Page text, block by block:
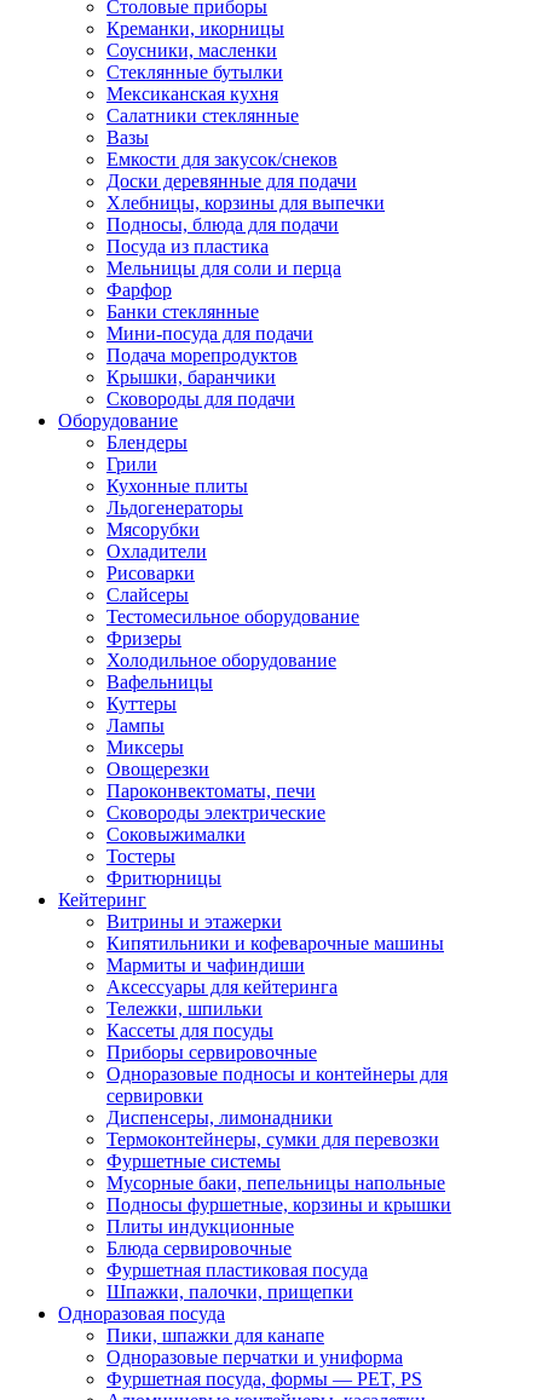
Столовые приборы
Креманки, икорницы
Соусники, масленки
Стеклянные бутылки
Мексиканская кухня
Салатники стеклянные
Вазы
Емкости для закусок/снеков
Доски деревянные для подачи
Хлебницы, корзины для выпечки
Подносы, блюда для подачи
Посуда из пластика
Мельницы для соли и перца
Фарфор
Банки стеклянные
Мини-посуда для подачи
Подача морепродуктов
Крышки, баранчики
Сковороды для подачи
Оборудование
Блендеры
Грили
Кухонные плиты
Льдогенераторы
Мясорубки
Охладители
Рисоварки
Слайсеры
Тестомесильное оборудование
Фризеры
Холодильное оборудование
Вафельницы
Куттеры
Лампы
Миксеры
Овощерезки
Пароконвектоматы, печи
Сковороды электрические
Соковыжималки
Тостеры
Фритюрницы
Кейтеринг
Витрины и этажерки
Кипятильники и кофеварочные машины
Мармиты и чафиндиши
Аксессуары для кейтеринга
Тележки, шпильки
Кассеты для посуды
Приборы сервировочные
Одноразовые подносы и контейнеры для
сервировки
Диспенсеры, лимонадники
Термоконтейнеры, сумки для перевозки
Фуршетные системы
Мусорные баки, пепельницы напольные
Подносы фуршетные, корзины и крышки
Плиты индукционные
Блюда сервировочные
Фуршетная пластиковая посуда
Шпажки, палочки, прищепки
Одноразовая посуда
Пики, шпажки для канапе
Одноразовые перчатки и униформа
Фуршетная посуда, формы — PET, PS